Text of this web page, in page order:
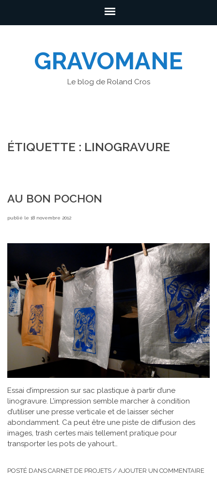
GRAVOMANE
Le blog de Roland Cros
ÉTIQUETTE : LINOGRAVURE
AU BON POCHON
publié le 18 novembre 2012
Essai d’impression sur sac plastique à partir d’une
linogravure. L’impression semble marcher à condition
d’utiliser une presse verticale et de laisser sécher
abondamment. Ca peut être une piste de diffusion des
images, trash certes mais tellement pratique pour
transporter les pots de yahourt…
POSTÉ DANS CARNET DE PROJETS / AJOUTER UN COMMENTAIRE